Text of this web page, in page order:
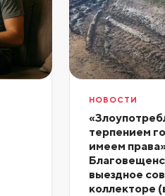
НОВОСТИ
терпением
имеем
выездное
коллекторе